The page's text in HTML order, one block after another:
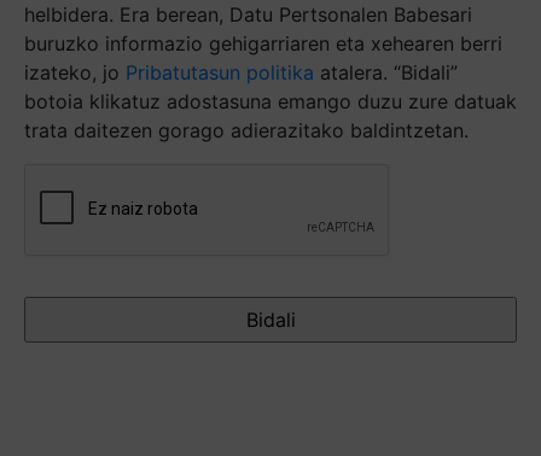
helbidera. Era berean, Datu Pertsonalen Babesari
buruzko informazio gehigarriaren eta xehearen berri
izateko, jo Pribatutasun politika atalera. “Bidali”
botoia klikatuz adostasuna emango duzu zure datuak
trata daitezen gorago adierazitako baldintzetan.